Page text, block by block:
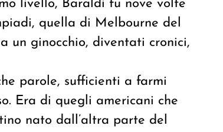
livello, Baraldi fu nove volte
quella di Melbourne del
un ginocchio, diventati cronici,
parole, sufficienti a farmi
Era di quegli americani che
nato dall’altra parte del